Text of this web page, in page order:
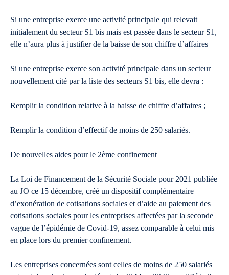
Si une entreprise exerce une activité principale qui relevait
initialement du secteur S1 bis mais est passée dans le secteur S1,
elle n’aura plus à justifier de la baisse de son chiffre d’affaires
Si une entreprise exerce son activité principale dans un secteur
nouvellement cité par la liste des secteurs S1 bis, elle devra :
Remplir la condition relative à la baisse de chiffre d’affaires ;
Remplir la condition d’effectif de moins de 250 salariés.
De nouvelles aides pour le 2ème confinement
La Loi de Financement de la Sécurité Sociale pour 2021 publiée
au JO ce 15 décembre, créé un dispositif complémentaire
d’exonération de cotisations sociales et d’aide au paiement des
cotisations sociales pour les entreprises affectées par la seconde
vague de l’épidémie de Covid-19, assez comparable à celui mis
en place lors du premier confinement.
Les entreprises concernées sont celles de moins de 250 salariés